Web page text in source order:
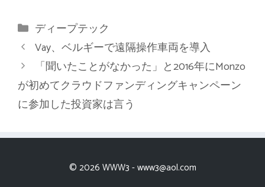
カ
テ
ゴ
ー
ディープテック
Vay、ベルギーで遠隔操作車両を導入
「聞いたことがなかった」と2016年にMonzo
が初めてクラウドファンディングキャンペーン
に参加した投資家は言う
© 2026 WWW3 -www3@aol.com